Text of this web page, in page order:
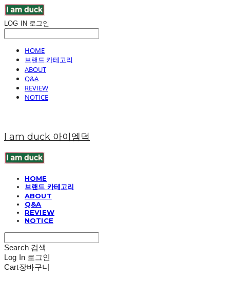
LOG IN 로그인
HOME
브랜드 카테고리
ABOUT
Q&A
REVIEW
NOTICE
I am duck 아이엠덕
HOME
브랜드 카테고리
ABOUT
Q&A
REVIEW
NOTICE
Search 검색
Log In 로그인
Cart장바구니